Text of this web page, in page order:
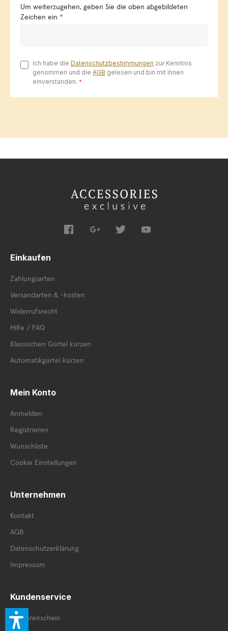
Um weiterzugehen, geben Sie die oben abgebildeten
Zeichen ein *
Ich habe die Datenschutzbestimmungen zur Kenntnis
genommen und die AGB gelesen und bin mit ihnen
einverstanden. *
Einkaufen
Zahlungsarten
Versandarten & -kosten
Widerrufsrecht
Hilfe / FAQ
Klassischen Gürtel kürzen
Automatikgürtel kürzen
Mein Konto
Anmelden
Registrieren
Wunschliste
Cookie Einstellungen
Unternehmen
Kontakt
AGB
Datenschutzerklärung
Impressum
Kundenservice
Retourenschein